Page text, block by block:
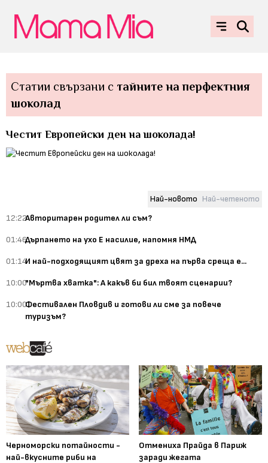
Статии свързани с тайните на перфектния
шоколад
Честит Европейски ден на шоколада!
Най-новото Най-четеното
12:22Авторитарен родител ли съм?
01:46Дърпането на ухо Е насилие, напомня НМД
01:14И най-подходящият цвят за дреха на първа среща е...
10:00"Мъртва хватка": А какъв би бил твоят сценарии?
10:00Фестивален Пловдив и готови ли сме за повече
туризъм?
Черноморски потайности -
най-вкусните риби на
Отмениха Прайда в Париж
заради жегата